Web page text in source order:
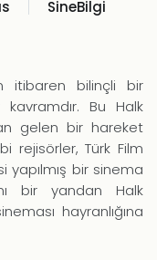
SineBilgi
itibaren bilinçli bir
Bu Halk
gelen bir hareket
rejisörler, Türk Film
yapılmış bir sinema
bir yandan Halk
hayranlığına